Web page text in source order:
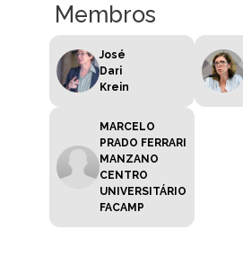
Membros
José
Dari
Krein
MARCELO
PRADO FERRARI
MANZANO
CENTRO
UNIVERSITÁRIO
FACAMP